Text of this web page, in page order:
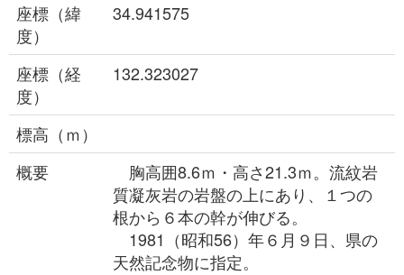
座標（緯
度）
34.941575
座標（経
度）
132.323027
標高（ｍ）
概要
胸高囲8.6ｍ・高さ21.3ｍ。流紋岩
質凝灰岩の岩盤の上にあり、１つの
根から６本の幹が伸びる。
1981（昭和56）年６月９日、県の
天然記念物に指定。